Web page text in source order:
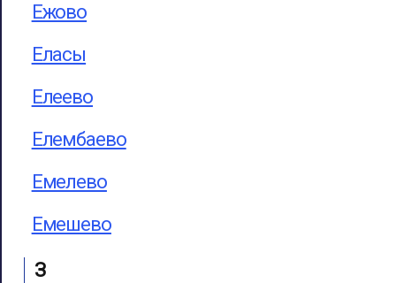
Ежово
Еласы
Елеево
Елембаево
Емелево
Емешево
З